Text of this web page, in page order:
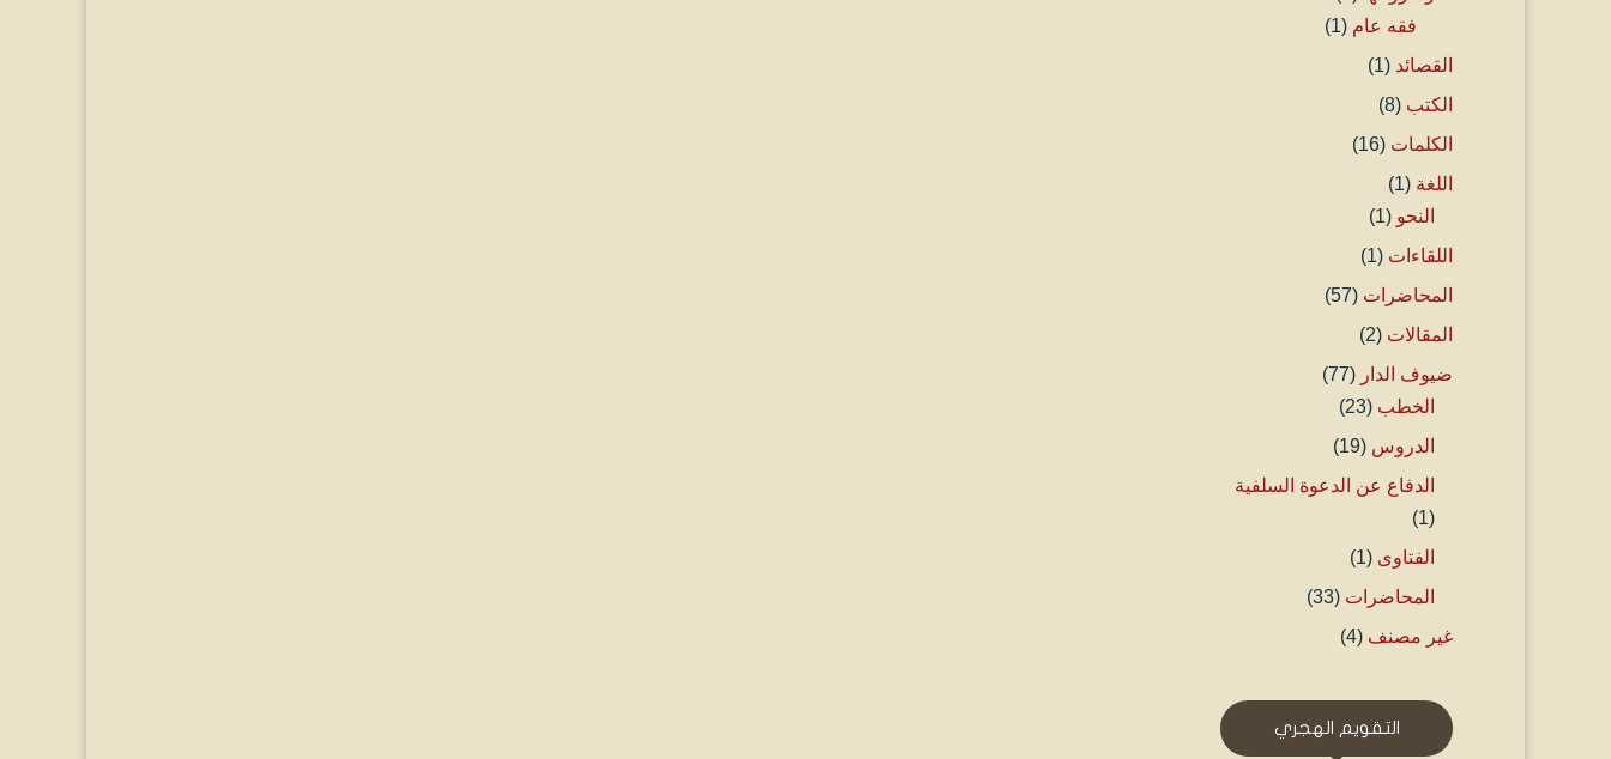
فقه عام (1)
القصائد (1)
الكتب (8)
الكلمات (16)
اللغة (1)
النحو (1)
اللقاءات (1)
المحاضرات (57)
المقالات (2)
ضيوف الدار (77)
الخطب (23)
الدروس (19)
الدفاع عن الدعوة السلفية
(1)
الفتاوى (1)
المحاضرات (33)
غير مصنف (4)
التقويم الهجري